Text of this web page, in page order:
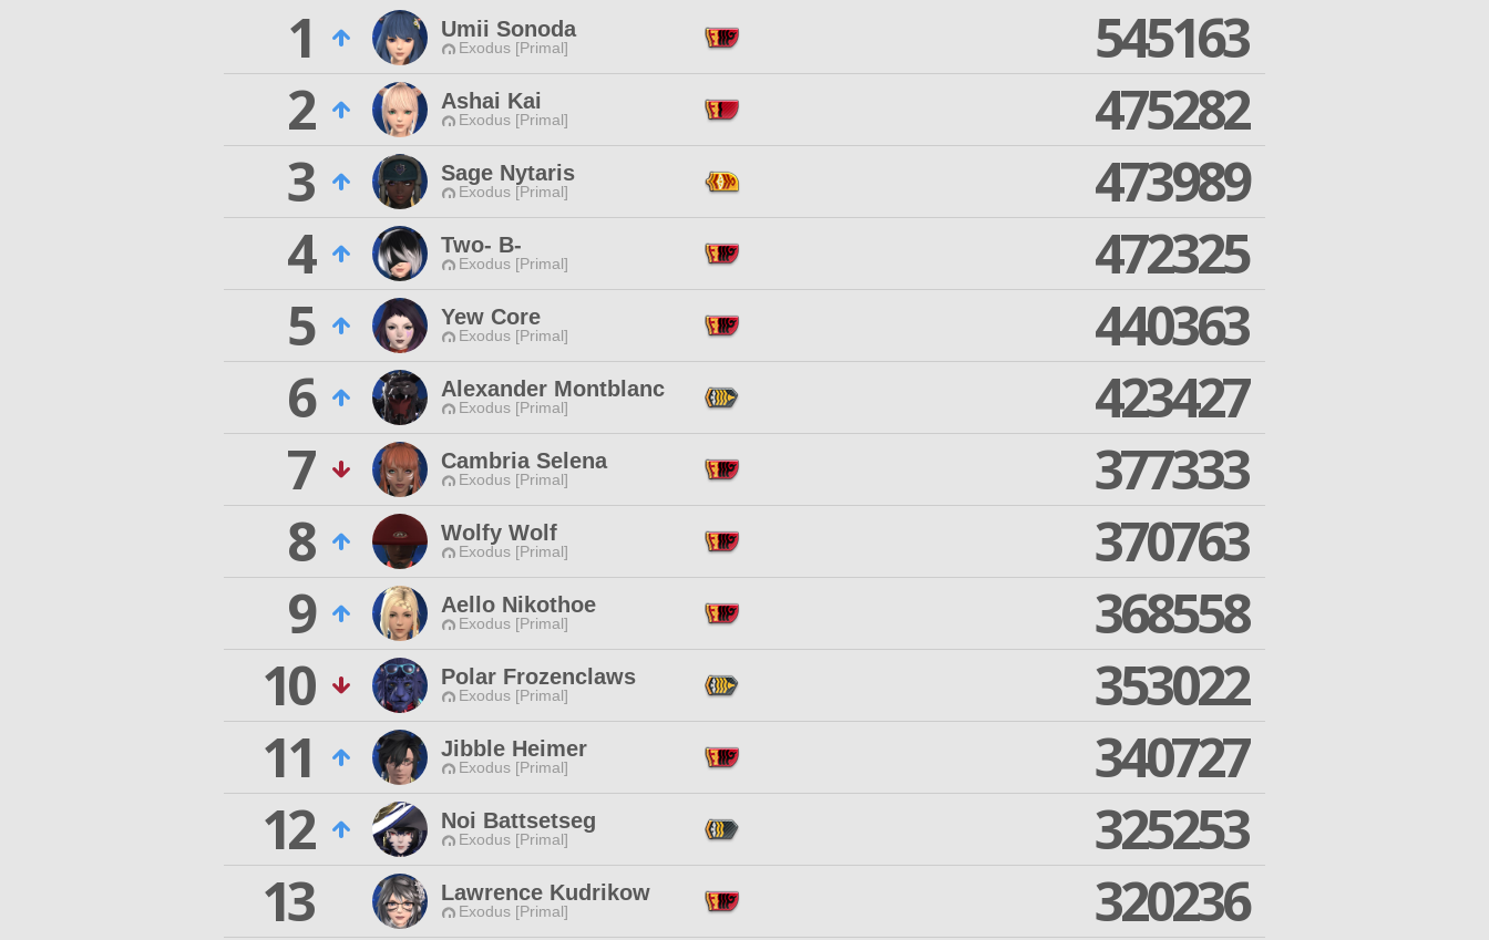
1 Umii Sonoda
Exodus [Primal]
545163
2
Ashai Kai
Exodus [Primal]
475282
3
Sage Nytaris
Exodus [Primal]
473989
4
Two- B-
Exodus [Primal]
472325
5
Yew Core
Exodus [Primal]
440363
6
Alexander Montblanc
Exodus [Primal]
423427
7
Cambria Selena
Exodus [Primal]
377333
8
Wolfy Wolf
Exodus [Primal]
370763
9
Aello Nikothoe
Exodus [Primal]
368558
10
Polar Frozenclaws
Exodus [Primal]
353022
11
Jibble Heimer
Exodus [Primal]
340727
12
Noi Battsetseg
Exodus [Primal]
325253
13
Lawrence Kudrikow
Exodus [Primal]
320236